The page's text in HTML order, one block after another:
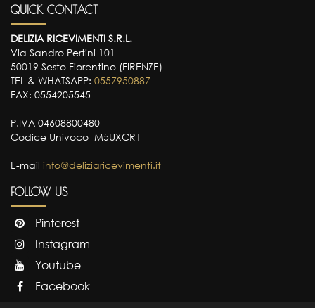
QUICK CONTACT
DELIZIA RICEVIMENTI S.R.L.
Via Sandro Pertini 101
50019 Sesto Fiorentino (FIRENZE)
TEL & WHATSAPP: 0557950887
FAX: 0554205545
P.IVA 04608800480
Codice Univoco M5UXCR1
E-mail info@deliziaricevimenti.it
FOLLOW US
Pinterest
Instagram
Youtube
Facebook